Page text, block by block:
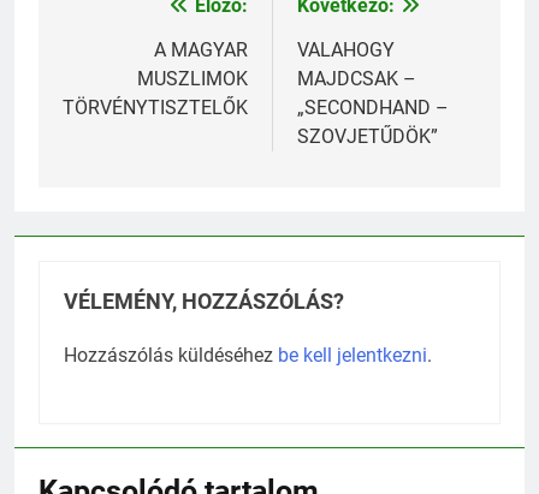
Bejegyzés
navigációA MAGYAR
MUSZLIMOK
VALAHOGY
MAJDCSAK –
„SECONDHAND –